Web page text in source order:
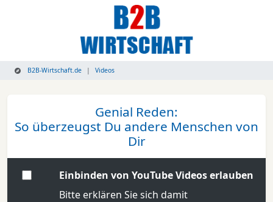
B2B-Wirtschaft.de Videos
Genial Reden:
So überzeugst Du andere Menschen von
Dir
Einbinden von YouTube Videos erlauben
Bitte erklären Sie sich damit